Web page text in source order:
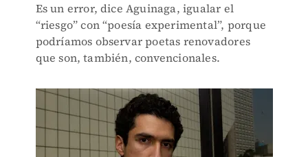
Es un error, dice Aguinaga, igualar el
“riesgo” con “poesía experimental”, porque
podríamos observar poetas renovadores
que son, también, convencionales.